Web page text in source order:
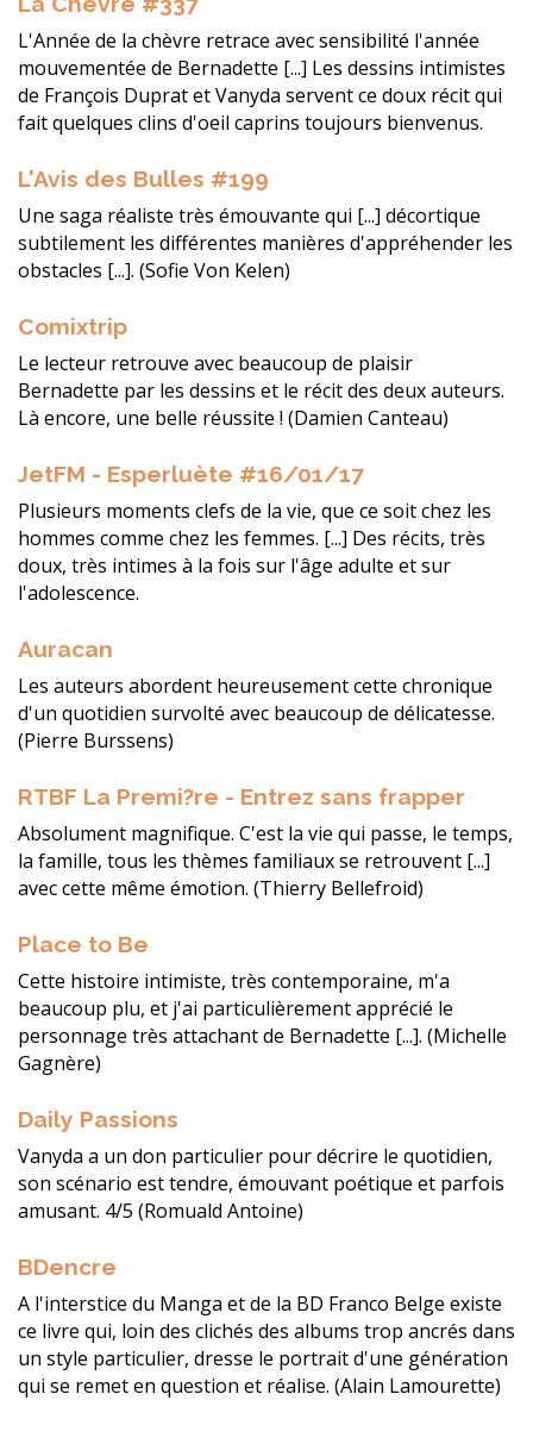
L'Année de la chèvre retrace avec sensibilité l'année
mouvementée de Bernadette [...] Les dessins intimistes
de François Duprat et Vanyda servent ce doux récit qui
fait quelques clins d'oeil caprins toujours bienvenus.
L'Avis des Bulles #199
Une saga réaliste très émouvante qui [...] décortique
subtilement les différentes manières d'appréhender les
obstacles [...]. (Sofie Von Kelen)
Comixtrip
Le lecteur retrouve avec beaucoup de plaisir
Bernadette par les dessins et le récit des deux auteurs.
Là encore, une belle réussite ! (Damien Canteau)
JetFM - Esperluète #16/01/17
Plusieurs moments clefs de la vie, que ce soit chez les
hommes comme chez les femmes. [...] Des récits, très
doux, très intimes à la fois sur l'âge adulte et sur
l'adolescence.
Auracan
Les auteurs abordent heureusement cette chronique
d'un quotidien survolté avec beaucoup de délicatesse.
(Pierre Burssens)
RTBF La Premi?re - Entrez sans frapper
Absolument magnifique. C'est la vie qui passe, le temps,
la famille, tous les thèmes familiaux se retrouvent [...]
avec cette même émotion. (Thierry Bellefroid)
Place to Be
Cette histoire intimiste, très contemporaine, m'a
beaucoup plu, et j'ai particulièrement apprécié le
personnage très attachant de Bernadette [...]. (Michelle
Gagnère)
Daily Passions
Vanyda a un don particulier pour décrire le quotidien,
son scénario est tendre, émouvant poétique et parfois
amusant. 4/5 (Romuald Antoine)
BDencre
A l'interstice du Manga et de la BD Franco Belge existe
ce livre qui, loin des clichés des albums trop ancrés dans
un style particulier, dresse le portrait d'une génération
qui se remet en question et réalise. (Alain Lamourette)